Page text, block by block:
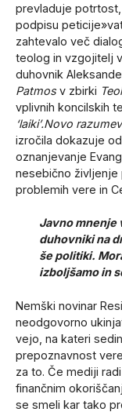
prevladuje
podpisu
zahtevalo več
teolog in vzgojitelj
duhovnik
Patmosv zbirki
vplivnih koncilskih
‘laiki’.Novo
izročila dokazuje
oznanjevanje
nesebično življenje
problemih vere in
Javno mnenje
duhovniki na
še politiki.
izboljšamo in
Nemški novinar
neodgovorno
vejo, na kateri
prepoznavnost
za to. Če mediji
finančnim
se smeli kar tako